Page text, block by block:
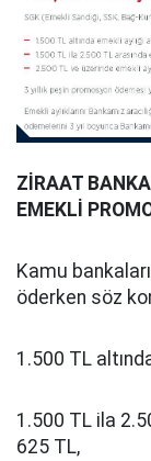
ZİRAAT
EMEKLİ
Kamu
öderken söz
1.500 TL
1.500 TL ila
625 TL,